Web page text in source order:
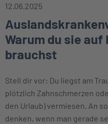
12.06.2025
Warum du sie
brauchst
Stell dir vor: Du liegst am
plötzlich Zahnschmerzen
den Urlaub) vermiesen. An
denken, wenn man gerade